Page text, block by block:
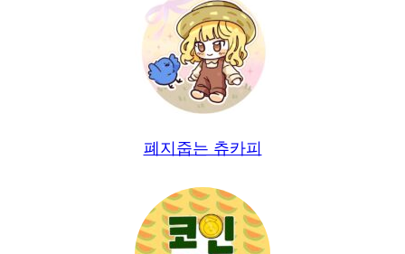
폐지줍는 츄카피